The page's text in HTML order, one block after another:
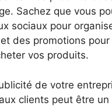
Sachez que vous
sociaux pour
des promotions
vos produits.
de votre
clients peut être